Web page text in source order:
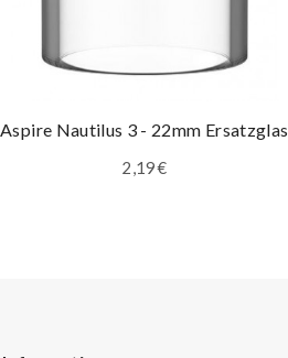
Aspire Nautilus 3 - 22mm Ersatzglas
2,19€